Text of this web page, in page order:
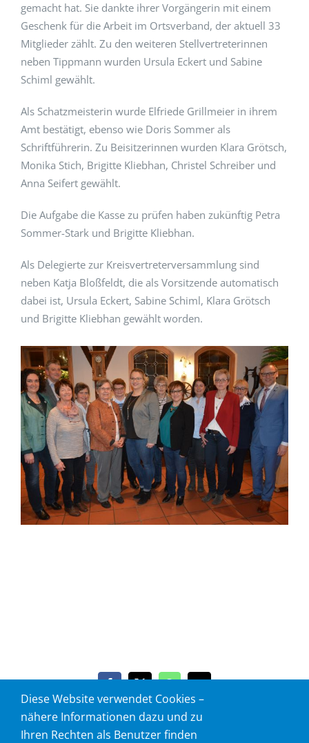
gemacht hat. Sie dankte ihrer Vorgängerin mit einem
Geschenk für die Arbeit im Ortsverband, der aktuell 33
Mitglieder zählt. Zu den weiteren Stellvertreterinnen
neben Tippmann wurden Ursula Eckert und Sabine
Schiml gewählt.
Als Schatzmeisterin wurde Elfriede Grillmeier in ihrem
Amt bestätigt, ebenso wie Doris Sommer als
Schriftführerin. Zu Beisitzerinnen wurden Klara Grötsch,
Monika Stich, Brigitte Kliebhan, Christel Schreiber und
Anna Seifert gewählt.
Die Aufgabe die Kasse zu prüfen haben zukünftig Petra
Sommer-Stark und Brigitte Kliebhan.
Als Delegierte zur Kreisvertreterversammlung sind
neben Katja Bloßfeldt, die als Vorsitzende automatisch
dabei ist, Ursula Eckert, Sabine Schiml, Klara Grötsch
und Brigitte Kliebhan gewählt worden.
Mail
Diese Website verwendet Cookies –
nähere Informationen dazu und zu
Ihren Rechten als Benutzer finden